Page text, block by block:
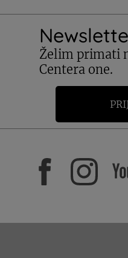
Želim primati
Centera one.